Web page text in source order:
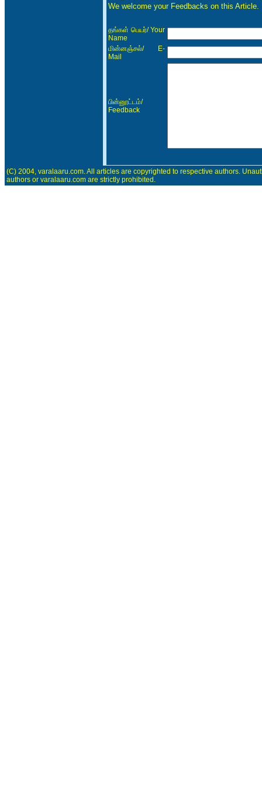
We welcome your Feedbacks on this
தங்கள் பெயர்/ Your
Name
மின்னஞ்சல்/ E-
Mail
பின்னூட்டம்/
Feedback
(C) 2004, varalaaru.com. All articles are copyrighted to respective authors.
authors or varalaaru.com are strictly prohibited.